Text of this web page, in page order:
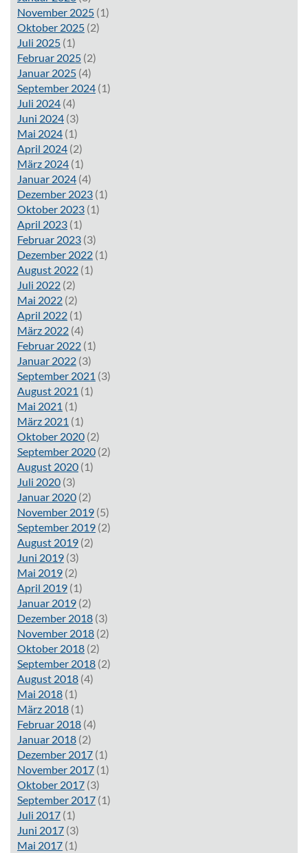
November 2025 (1)
Oktober 2025 (2)
Juli 2025 (1)
Februar 2025 (2)
Januar 2025 (4)
September 2024 (1)
Juli 2024 (4)
Juni 2024 (3)
Mai 2024 (1)
April 2024 (2)
März 2024 (1)
Januar 2024 (4)
Dezember 2023 (1)
Oktober 2023 (1)
April 2023 (1)
Februar 2023 (3)
Dezember 2022 (1)
August 2022 (1)
Juli 2022 (2)
Mai 2022 (2)
April 2022 (1)
März 2022 (4)
Februar 2022 (1)
Januar 2022 (3)
September 2021 (3)
August 2021 (1)
Mai 2021 (1)
März 2021 (1)
Oktober 2020 (2)
September 2020 (2)
August 2020 (1)
Juli 2020 (3)
Januar 2020 (2)
November 2019 (5)
September 2019 (2)
August 2019 (2)
Juni 2019 (3)
Mai 2019 (2)
April 2019 (1)
Januar 2019 (2)
Dezember 2018 (3)
November 2018 (2)
Oktober 2018 (2)
September 2018 (2)
August 2018 (4)
Mai 2018 (1)
März 2018 (1)
Februar 2018 (4)
Januar 2018 (2)
Dezember 2017 (1)
November 2017 (1)
Oktober 2017 (3)
September 2017 (1)
Juli 2017 (1)
Juni 2017 (3)
Mai 2017 (1)